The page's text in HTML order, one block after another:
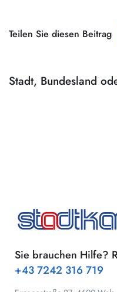
Teilen Sie diesen Beitrag
Stadt, Bundesland
Sie brauchen Hilfe?
+43 7242 316 719